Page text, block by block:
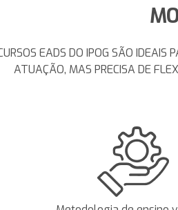
EADS DO IPOG SÃO
ATUAÇÃO, MAS PRECISA DE